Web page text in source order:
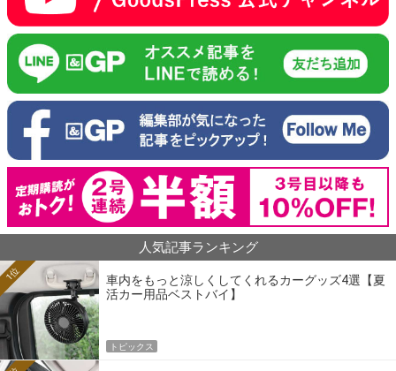
人気記事ランキング
車内をもっと涼しくしてくれるカーグッズ4選【夏
活カー用品ベストバイ】
1位
トピックス